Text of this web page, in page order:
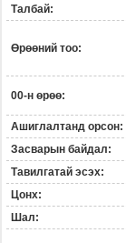
Талбай:
Өрөөний тоо:
00-н өрөө:
Ашиглалтанд орсон:
Засварын байдал:
Тавилгатай эсэх:
Цонх:
Шал: